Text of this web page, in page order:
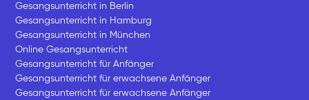
Gesangsunterricht in Berlin
Gesangsunterricht in Hamburg
Gesangsunterricht in München
Online Gesangsunterricht
Gesangsunterricht für Anfänger
Gesangsunterricht für erwachsene Anfänger
Gesangsunterricht für erwachsene Anfänger